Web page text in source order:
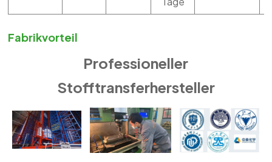
Fabrikvorteil
Professioneller
Stofftransferhersteller